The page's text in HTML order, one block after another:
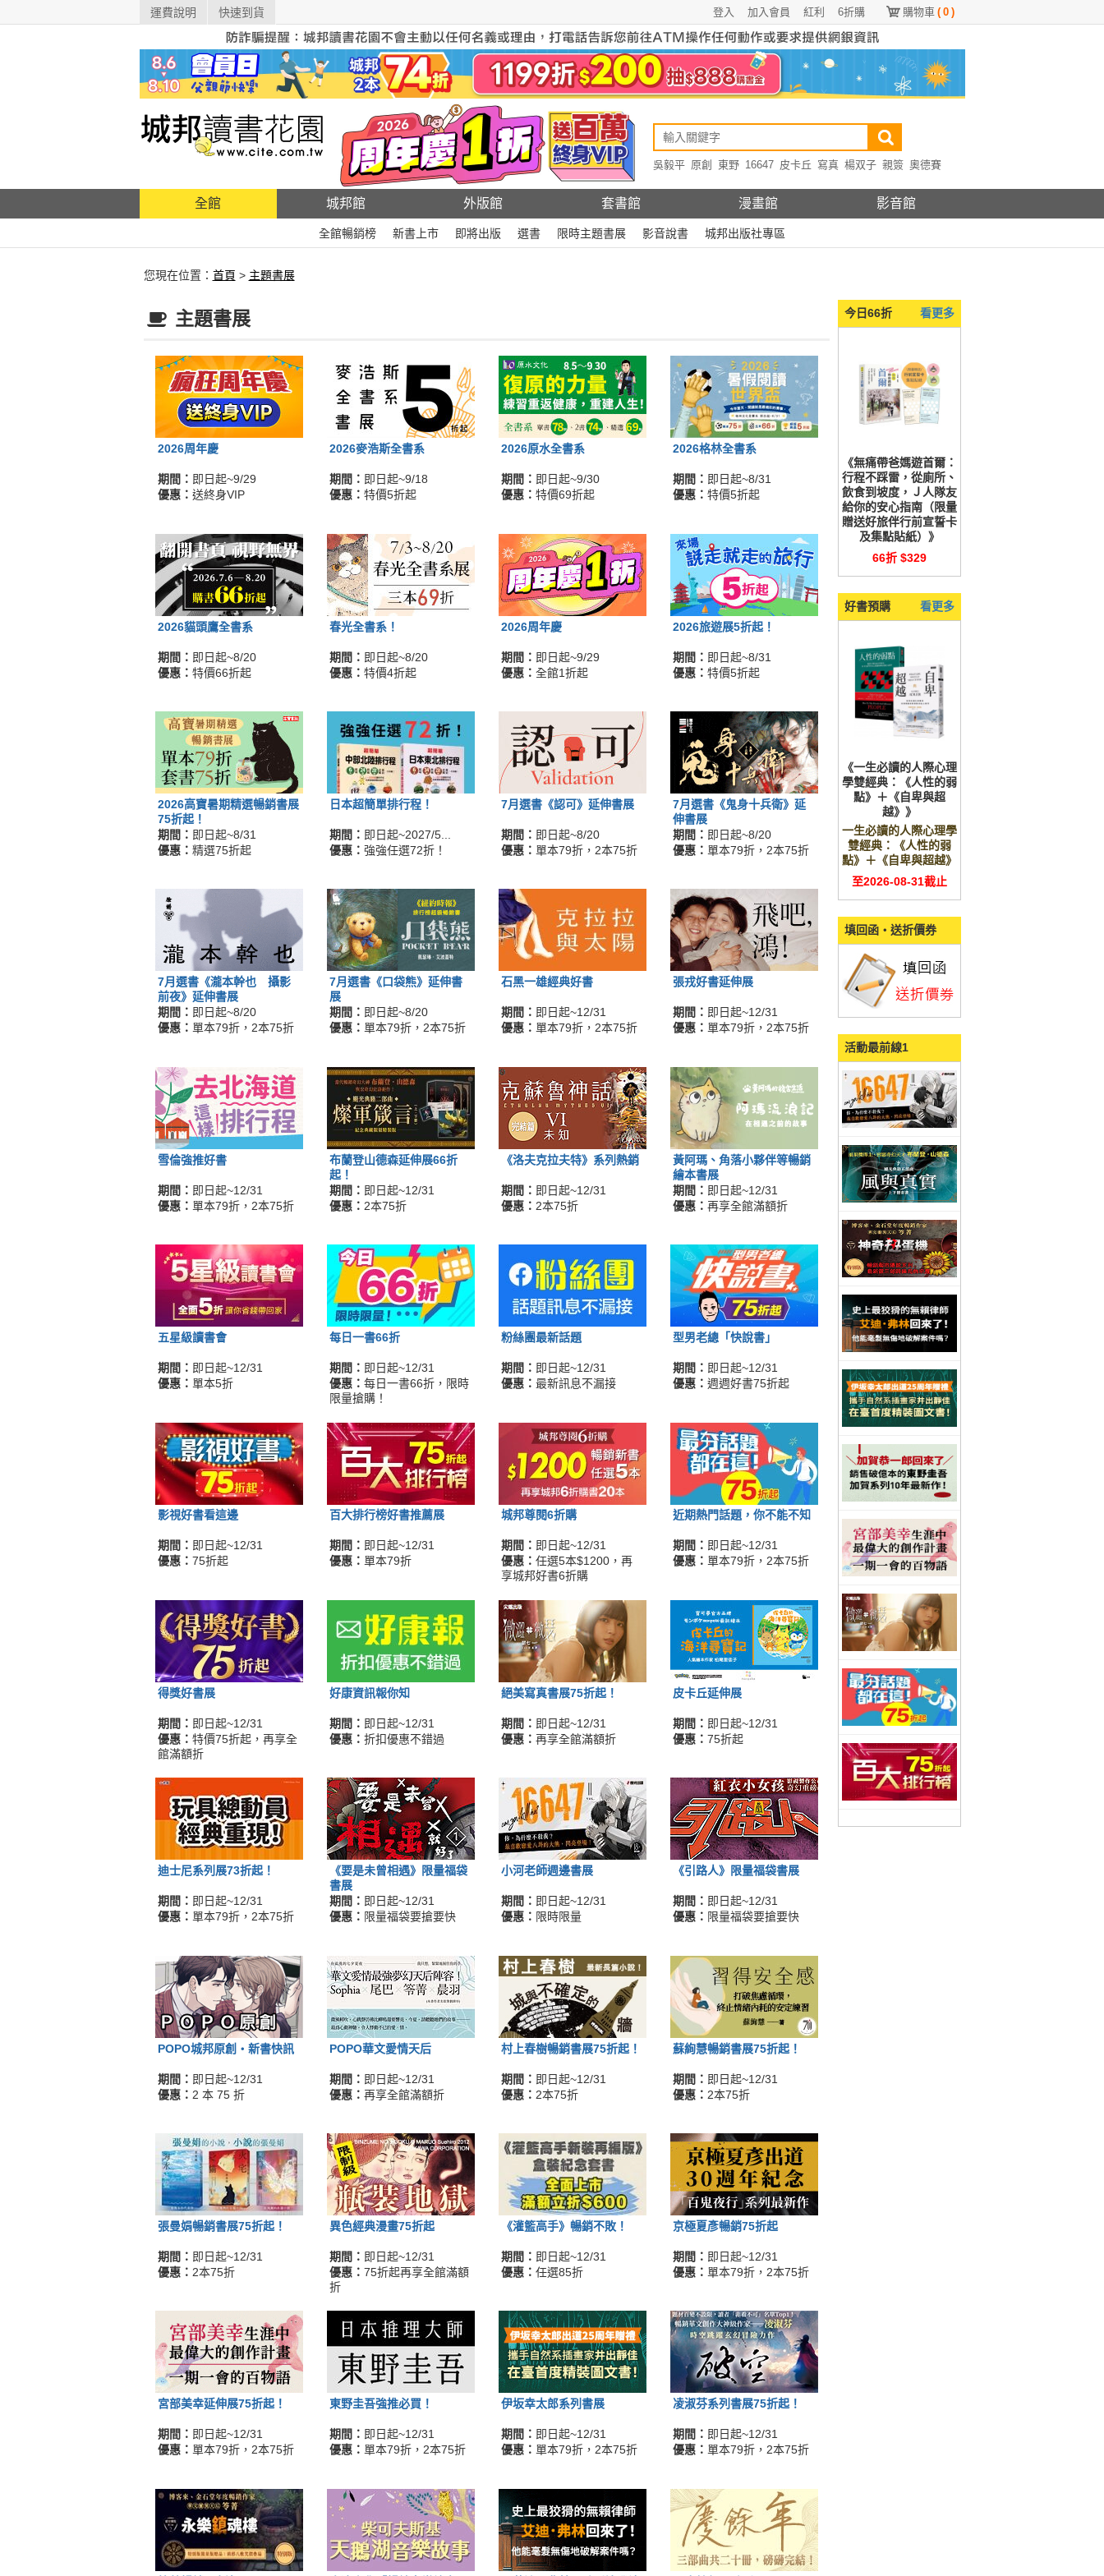
運費說明 快速到貨 購物車 ( 0 )
6折購
紅利
加入會員
登入
吳毅平 原創 東野 16647 皮卡丘 寫真 楊双子 親簽 奧德賽
全館 城邦館 外版館 套書館 漫畫館 影音館
全館暢銷榜 新書上市 即將出版 選書 限時主題書展 影音說書 城邦出版社專區
您現在位置： 首頁 > 主題書展
主題書展
2026周年慶
期間： 即日起~9/29
優惠：送終身VIP
2026麥浩斯全書系
期間： 即日起~9/18
優惠：特價5折起
2026原水全書系
期間： 即日起~9/30
優惠：特價69折起
2026格林全書系
期間： 即日起~8/31
優惠：特價5折起
2026貓頭鷹全書系
期間： 即日起~8/20
優惠：特價66折起
春光全書系！
期間： 即日起~8/20
優惠：特價4折起
2026周年慶
期間： 即日起~9/29
優惠：全館1折起
2026旅遊展5折起！
期間： 即日起~8/31
優惠：特價5折起
2026高寶暑期精選暢銷書展
75折起！
期間： 即日起~8/31
優惠：精選75折起
日本超簡單排行程！
期間： 即日起~2027/5...
優惠：強強任選72折！
7月選書《認可》延伸書展
期間： 即日起~8/20
優惠： 單本79折，2本75折
7月選書《鬼身十兵衛》延
伸書展
期間： 即日起~8/20
優惠： 單本79折，2本75折
7月選書《瀧本幹也 攝影
前夜》延伸書展
期間： 即日起~8/20
優惠：單本79折，2本75折
7月選書《口袋熊》延伸書
展
期間： 即日起~8/20
優惠：單本79折，2本75折
石黑一雄經典好書
期間： 即日起~12/31
優惠：單本79折，2本75折
張戎好書延伸展
期間： 即日起~12/31
優惠：單本79折，2本75折
雪倫強推好書
期間： 即日起~12/31
優惠： 單本79折，2本75折
布蘭登山德森延伸展66折
起！
期間： 即日起~12/31
優惠： 2本75折
《洛夫克拉夫特》系列熱銷
期間： 即日起~12/31
優惠： 2本75折
黃阿瑪、角落小夥伴等暢銷
繪本書展
期間： 即日起~12/31
優惠：再享全館滿額折
五星級讀書會
期間： 即日起~12/31
優惠： 單本5折
每日一書66折
期間： 即日起~12/31
優惠：每日一書66折，限時
限量搶購！
粉絲團最新話題
期間： 即日起~12/31
優惠：最新訊息不漏接
型男老總「快說書」
期間： 即日起~12/31
優惠：週週好書75折起
影視好書看這邊
期間： 即日起~12/31
優惠：75折起
百大排行榜好書推薦展
期間： 即日起~12/31
優惠：單本79折
城邦尊閱6折購
期間： 即日起~12/31
優惠：任選5本$1200，再
享城邦好書6折購
近期熱門話題，你不能不知
期間： 即日起~12/31
優惠：單本79折，2本75折
得獎好書展
期間： 即日起~12/31
優惠：特價75折起，再享全
館滿額折
好康資訊報你知
期間： 即日起~12/31
優惠：折扣優惠不錯過
絕美寫真書展75折起！
期間： 即日起~12/31
優惠：再享全館滿額折
皮卡丘延伸展
期間： 即日起~12/31
優惠：75折起
迪士尼系列展73折起！
期間： 即日起~12/31
優惠： 單本79折，2本75折
《要是未曾相遇》限量福袋
書展
期間： 即日起~12/31
優惠： 限量福袋要搶要快
小河老師週邊書展
期間： 即日起~12/31
優惠： 限時限量
《引路人》限量福袋書展
期間： 即日起~12/31
優惠： 限量福袋要搶要快
POPO城邦原創‧新書快訊
期間： 即日起~12/31
優惠： 2 本 75 折
POPO華文愛情天后
期間： 即日起~12/31
優惠：再享全館滿額折
村上春樹暢銷書展75折起！
期間： 即日起~12/31
優惠： 2本75折
蘇絢慧暢銷書展75折起！
期間： 即日起~12/31
優惠： 2本75折
張曼娟暢銷書展75折起！
期間： 即日起~12/31
優惠： 2本75折
異色經典漫畫75折起
期間： 即日起~12/31
優惠：75折起再享全館滿額
折
《灌籃高手》暢銷不敗！
期間： 即日起~12/31
優惠：任選85折
京極夏彥暢銷75折起
期間： 即日起~12/31
優惠： 單本79折，2本75折
宮部美幸延伸展75折起！
期間： 即日起~12/31
優惠：單本79折，2本75折
東野圭吾強推必買！
期間： 即日起~12/31
優惠：單本79折，2本75折
伊坂幸太郎系列書展
期間： 即日起~12/31
優惠：單本79折，2本75折
凌淑芬系列書展75折起！
期間： 即日起~12/31
優惠：單本79折，2本75折
今日66折 看更多
《無痛帶爸媽遊首爾：
行程不踩雷，從廁所、
飲食到坡度，Ｊ人隊友
給你的安心指南（限量
贈送好旅伴行前宣誓卡
及集點貼紙）》
66折 $329
好書預購 看更多
《一生必讀的人際心理
學雙經典：《人性的弱
點》＋《自卑與超
越》》
一生必讀的人際心理學
雙經典：《人性的弱
點》＋《自卑與超越》
至2026-08-31截止
填回函‧送折價券
活動最前線1